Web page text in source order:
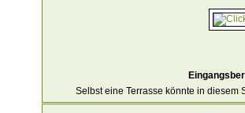
Selbst eine Terrasse könnte in diesem